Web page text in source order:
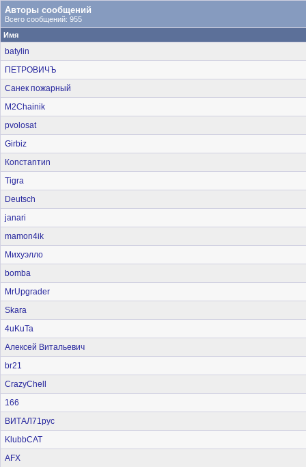
Авторы сообщений
Всего сообщений: 955
Имя
batylin
ПЕТРОВИЧЪ
Санек пожарный
M2Chainik
pvolosat
Girbiz
Коnстаnтиn
Tigra
Deutsch
janari
mamon4ik
Михуэлло
bomba
MrUpgrader
Skara
4uKuTa
Алексей Витальевич
br21
CrazyChell
166
ВИТАЛ71рус
KlubbCAT
AFX